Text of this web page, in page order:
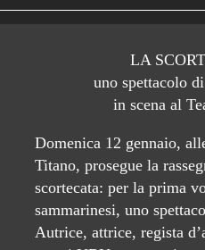
LA
uno spettacolo
in scena al
Domenica 12 gennaio,
Titano, prosegue la
scortecata: per la prima
sammarinesi, uno
Autrice, attrice, regista